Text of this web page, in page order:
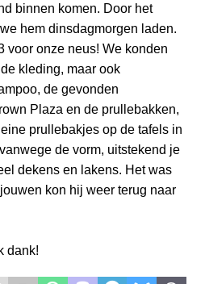
binnen komen. Door het
hem dinsdagmorgen laden.
voor onze neus! We konden
kleding, maar ook
de gevonden
Plaza en de prullebakken,
prullebakjes op de tafels in
de vorm, uitstekend je
dekens en lakens. Het was
kon hij weer terug naar
dank!